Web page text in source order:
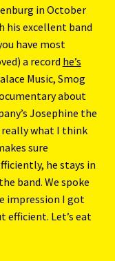
in October
his excellent band
have most
a record he’s
Music, Smog
about
Josephine the
really what I think
sure
he stays in
band. We spoke
impression I got
efficient. Let’s eat